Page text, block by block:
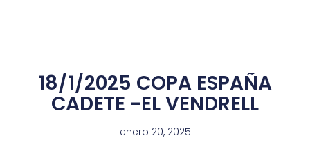
18/1/2025 COPA ESPAÑA
CADETE -EL VENDRELL
enero 20, 2025